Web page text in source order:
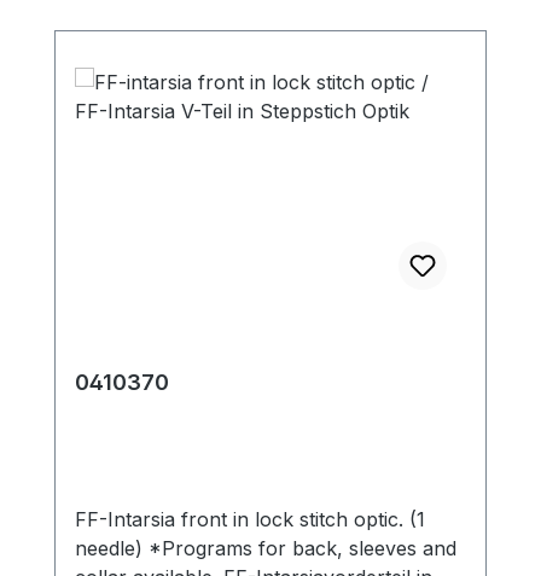
0410370
FF-Intarsia front in lock stitch optic. (1
needle) *Programs for back, sleeves and